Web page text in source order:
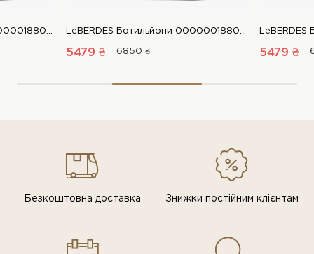
LeBERDES Ботильйони 00000018807 1 Магазин взуття “Favorite Shoes” LeBERDES Ботильйони 00000018807 1 Магазин взуття “Favorite Shoes”
5479 ₴ 6850 ₴ 5479 ₴
Безкоштовна доставка Знижки постiйним клiєнтам